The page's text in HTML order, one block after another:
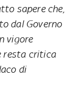
sapere che,
dal Governo
vigore
resta critica
di